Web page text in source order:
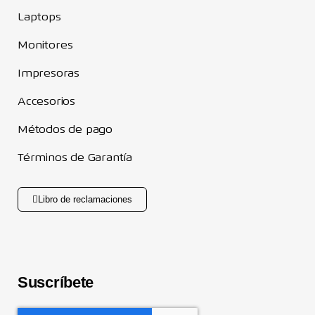
Laptops
Monitores
Impresoras
Accesorios
Métodos de pago
Términos de Garantía
Libro de reclamaciones
Suscríbete